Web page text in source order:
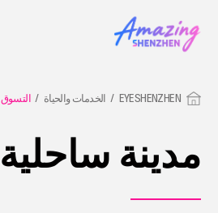
EYESHENZHEN الخدمات والحياة التسوق
مدينة ساحلية